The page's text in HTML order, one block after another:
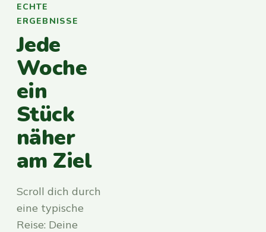
ECHTE
ERGEBNISSE
Jede
Woche
ein
Stück
näher
am Ziel
Scroll dich durch
eine typische
Reise: Deine